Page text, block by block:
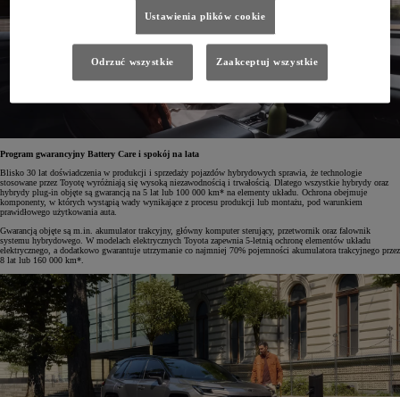
Program gwarancyjny Battery Care i spokój na lata
Blisko 30 lat doświadczenia w produkcji i sprzedaży pojazdów hybrydowych sprawia, że technologie
stosowane przez Toyotę wyróżniają się wysoką niezawodnością i trwałością. Dlatego wszystkie hybrydy oraz
hybrydy plug-in objęte są gwarancją na 5 lat lub 100 000 km* na elementy układu. Ochrona obejmuje
komponenty, w których wystąpią wady wynikające z procesu produkcji lub montażu, pod warunkiem
prawidłowego użytkowania auta.
Gwarancją objęte są m.in. akumulator trakcyjny, główny komputer sterujący, przetwornik oraz falownik
systemu hybrydowego. W modelach elektrycznych Toyota zapewnia 5-letnią ochronę elementów układu
elektrycznego, a dodatkowo gwarantuje utrzymanie co najmniej 70% pojemności akumulatora trakcyjnego przez
8 lat lub 160 000 km*.
Ustawienia plików cookie
Odrzuć wszystkie Zaakceptuj wszystkie